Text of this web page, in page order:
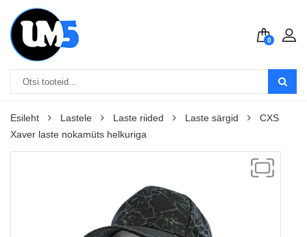
0
Esileht Lastele Laste riided Laste särgid
CXS
Xaver laste nokamüts helkuriga